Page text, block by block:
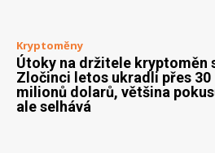
Kryptoměny
Útoky na držitele kryptoměn
Zločinci letos ukradli přes 30
milionů dolarů, většina
ale selhává